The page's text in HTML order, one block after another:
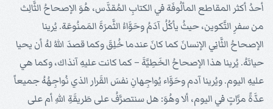
أحدُ أكثر المقاطع المألُوفَة في الكتابِ المُقدَّس، هُوَ الإصحاحُ الثَّالِث
من سفرِ التَّكوين، حيثُ يأكُلُ آدَمُ وحَوَّاءُ الثَّمرَةَ المَمنُوعَة. يُرينا
الإصحاحُ الثَّانِي الإنسانَ كما كانَ عندما خُلِقَ وكما قصدَ اللهُ لهُ أن يحيا
حياتَهُ. يُرينا هذا الإصحاحُ الخَطِيَّةَ – كما كانت عليهِ آنذاك، وكما هي
عليهِ اليوم. ويُرينا آدم وحَوَّاء يُواجِهانِ نفسَ القَرار الذي نُواجِهُهُ جميعاً
عدَّةً مرَّاتٍ في اليوم، ألا وهُوَ: هل سنتصرَّفُ على طَريقَةِ اللهِ أم على